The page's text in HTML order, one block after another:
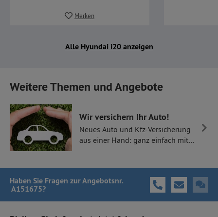
Merken
Alle Hyundai i20 anzeigen
Weitere Themen und Angebote
Wir versichern Ihr Auto!
Neues Auto und Kfz-Versicherung
aus einer Hand: ganz einfach mit
Haben Sie Fragen zur Angebotsnr.
A151675?